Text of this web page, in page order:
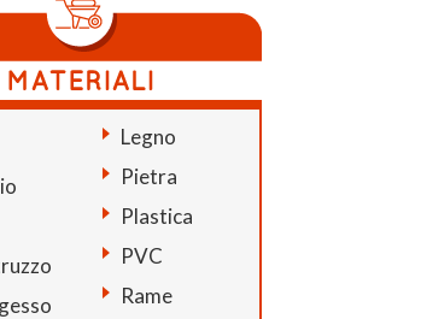
Legno
Pietra
Plastica
PVC
Rame